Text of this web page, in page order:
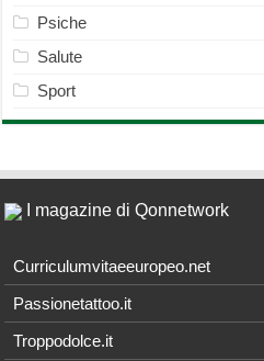
Psiche
Salute
Sport
I magazine di Qonnetwork
Curriculumvitaeeuropeo.net
Passionetattoo.it
Troppodolce.it